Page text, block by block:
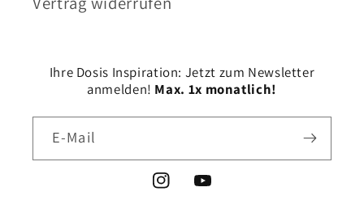
Ihre Dosis Inspiration: Jetzt zum Newsletter
anmelden! Max. 1x monatlich!
E-Mail
InstagramYouTube